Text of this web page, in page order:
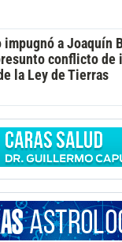
impugnó a Joaquín
conflicto de
la Ley de Tierras